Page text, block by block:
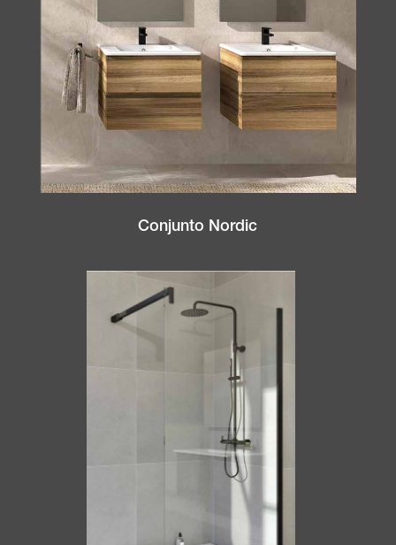
Conjunto Nordic